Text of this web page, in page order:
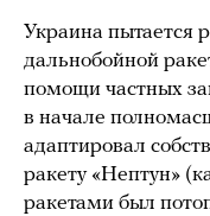
Украина пытается
дальнобойной
помощи частных
в начале
адаптировал
ракету «Нептун»
ракетами был